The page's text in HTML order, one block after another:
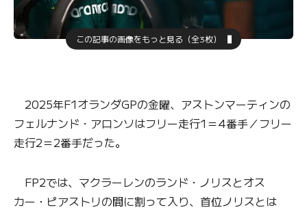
この記事の画像をもっと見る（全3枚）
2025年F1オランダGPの金曜、アストンマーティンの
フェルナンド・アロンソはフリー走行1＝4番手／フリー
走行2＝2番手だった。
FP2では、マクラーレンのランド・ノリスとオス
カー・ピアストリの間に割って入り、首位ノリスとは